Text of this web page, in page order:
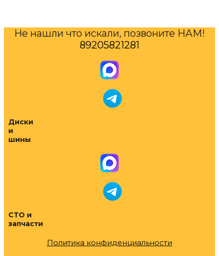
Не нашли что искали, позвоните НАМ!
89205821281
Диски
и
шины
СТО и
запчасти
Политика конфиденциальности